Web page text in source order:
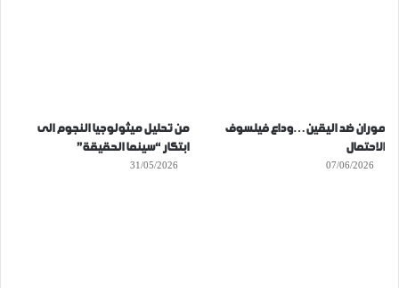
موران ضد اليقين…وداع فيلسوف
الاحتمال
07/06/2026
من تحليل ميثولوجيا النجوم الى
ابتكار “سينما الحقيقة”
31/05/2026